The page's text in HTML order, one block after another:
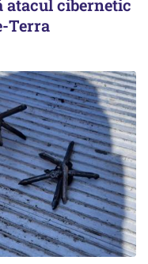
atacul cibernetic
Terra